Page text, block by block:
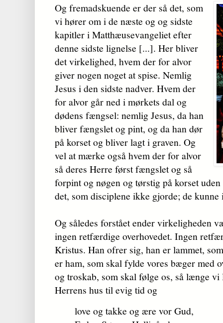
Og fremadskuende er der så det, som
vi hører om i de næste og og sidste
kapitler i Matthæusevangeliet efter
denne sidste lignelse [...]. Her bliver
det virkelighed, hvem der for alvor
giver nogen noget at spise. Nemlig
Jesus i den sidste nadver. Hvem der
for alvor går ned i mørkets dal og
dødens fængsel: nemlig Jesus, da han
bliver fængslet og pint, og da han dør
på korset og bliver lagt i graven. Og
vel at mærke også hvem der for alvor
så deres Herre først fængslet og så
forpint og nøgen og tørstig på korset
det, som disciplene ikke gjorde; de
Og således forstået ender virkeligheden
ingen retfærdige overhovedet. Ingen
Kristus. Han ofrer sig, han er lammet,
er ham, som skal fylde vores bæger med
og troskab, som skal følge os, så længe
Herrens hus til evig tid og
love og takke og ære vor Gud,